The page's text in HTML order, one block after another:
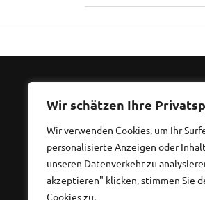
Wir schätzen Ihre
Wir verwenden Cookies, um Ihr
personalisierte Anzeigen oder
unseren Datenverkehr zu
akzeptieren" klicken, stimmen Sie
Cookies zu.